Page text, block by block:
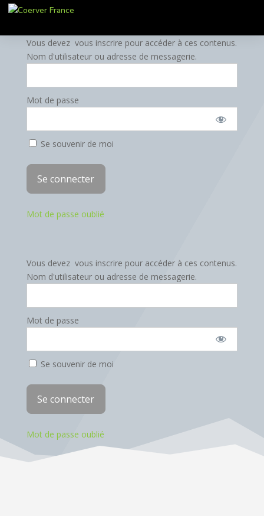
Vous devez vous inscrire pour accéder à ces contenus.
Nom d'utilisateur ou adresse de messagerie.
Mot de passe
Se souvenir de moi
Mot de passe oublié
Vous devez vous inscrire pour accéder à ces contenus.
Nom d'utilisateur ou adresse de messagerie.
Mot de passe
Se souvenir de moi
Mot de passe oublié